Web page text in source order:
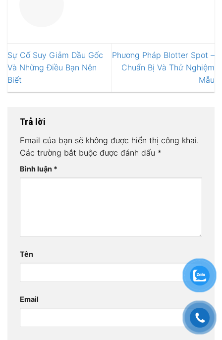
Sự Cố Suy Giảm Dầu Gốc
Và Những Điều Bạn Nên
Biết
Phương Pháp Blotter Spot –
Chuẩn Bị Và Thử Nghiệm
Mẫu
Trả lời
Email của bạn sẽ không được hiển thị công khai.
Các trường bắt buộc được đánh dấu *
Bình luận *
Tên
Email